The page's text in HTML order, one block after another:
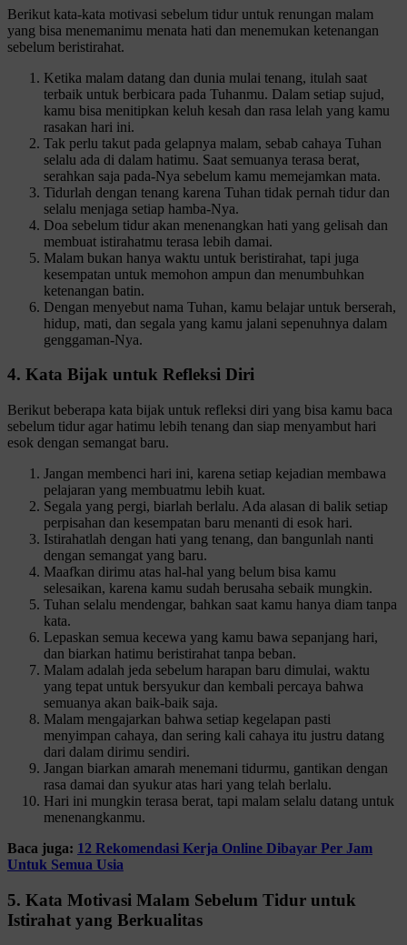
Berikut kata-kata motivasi sebelum tidur untuk renungan malam
yang bisa menemanimu menata hati dan menemukan ketenangan
sebelum beristirahat.
Ketika malam datang dan dunia mulai tenang, itulah saat
terbaik untuk berbicara pada Tuhanmu. Dalam setiap sujud,
kamu bisa menitipkan keluh kesah dan rasa lelah yang kamu
rasakan hari ini.
Tak perlu takut pada gelapnya malam, sebab cahaya Tuhan
selalu ada di dalam hatimu. Saat semuanya terasa berat,
serahkan saja pada-Nya sebelum kamu memejamkan mata.
Tidurlah dengan tenang karena Tuhan tidak pernah tidur dan
selalu menjaga setiap hamba-Nya.
Doa sebelum tidur akan menenangkan hati yang gelisah dan
membuat istirahatmu terasa lebih damai.
Malam bukan hanya waktu untuk beristirahat, tapi juga
kesempatan untuk memohon ampun dan menumbuhkan
ketenangan batin.
Dengan menyebut nama Tuhan, kamu belajar untuk berserah,
hidup, mati, dan segala yang kamu jalani sepenuhnya dalam
genggaman-Nya.
4. Kata Bijak untuk Refleksi Diri
Berikut beberapa kata bijak untuk refleksi diri yang bisa kamu baca
sebelum tidur agar hatimu lebih tenang dan siap menyambut hari
esok dengan semangat baru.
Jangan membenci hari ini, karena setiap kejadian membawa
pelajaran yang membuatmu lebih kuat.
Segala yang pergi, biarlah berlalu. Ada alasan di balik setiap
perpisahan dan kesempatan baru menanti di esok hari.
Istirahatlah dengan hati yang tenang, dan bangunlah nanti
dengan semangat yang baru.
Maafkan dirimu atas hal-hal yang belum bisa kamu
selesaikan, karena kamu sudah berusaha sebaik mungkin.
Tuhan selalu mendengar, bahkan saat kamu hanya diam tanpa
kata.
Lepaskan semua kecewa yang kamu bawa sepanjang hari,
dan biarkan hatimu beristirahat tanpa beban.
Malam adalah jeda sebelum harapan baru dimulai, waktu
yang tepat untuk bersyukur dan kembali percaya bahwa
semuanya akan baik-baik saja.
Malam mengajarkan bahwa setiap kegelapan pasti
menyimpan cahaya, dan sering kali cahaya itu justru datang
dari dalam dirimu sendiri.
Jangan biarkan amarah menemani tidurmu, gantikan dengan
rasa damai dan syukur atas hari yang telah berlalu.
Hari ini mungkin terasa berat, tapi malam selalu datang untuk
menenangkanmu.
Baca juga: 12 Rekomendasi Kerja Online Dibayar Per Jam
Untuk Semua Usia
5. Kata Motivasi Malam Sebelum Tidur untuk
Istirahat yang Berkualitas